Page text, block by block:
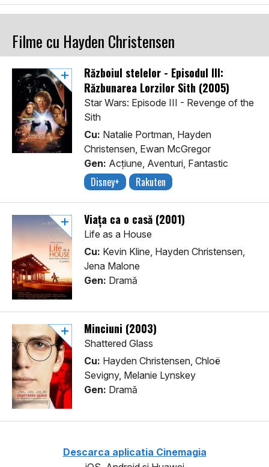
Filme cu Hayden Christensen
Războiul stelelor - Episodul III:
Răzbunarea Lorzilor Sith (2005)
Star Wars: Episode III - Revenge of the
Sith
Cu: Natalie Portman, Hayden
Christensen, Ewan McGregor
Gen: Acţiune, Aventuri, Fantastic
Disney+ Rakuten
Viața ca o casă (2001)
Life as a House
Cu: Kevin Kline, Hayden Christensen,
Jena Malone
Gen: Dramă
Minciuni (2003)
Shattered Glass
Cu: Hayden Christensen, Chloë
Sevigny, Melanie Lynskey
Gen: Dramă
Descarca aplicatia Cinemagia